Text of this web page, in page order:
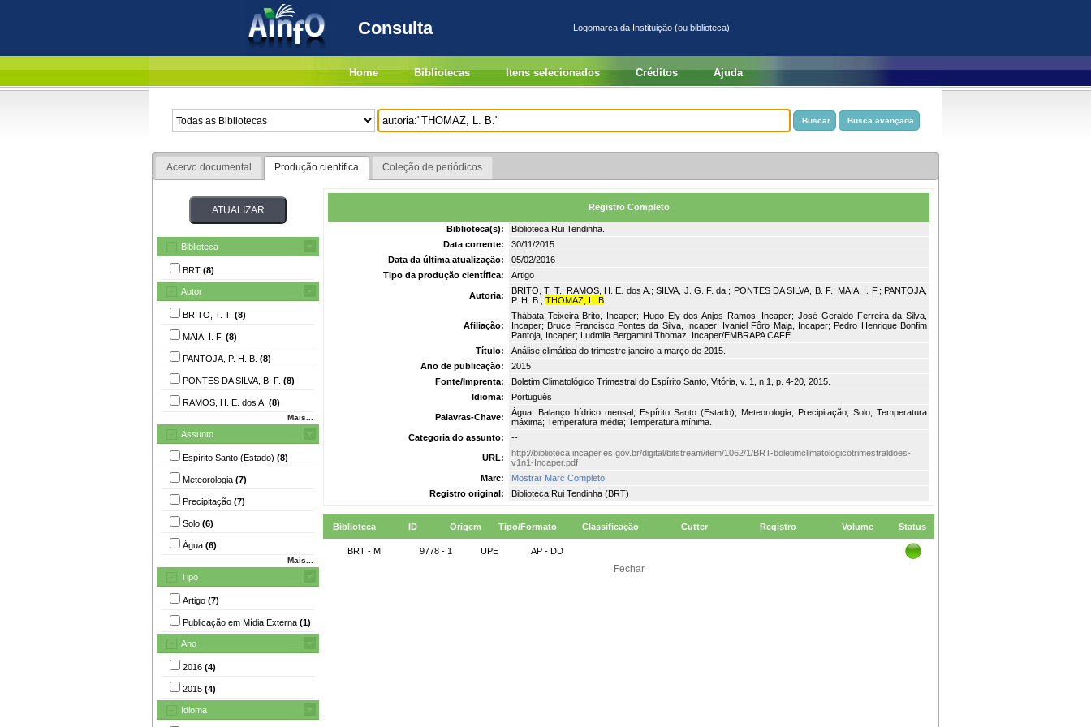
Consulta Logomarca da Instituição (ou biblioteca)
Home Bibliotecas Itens selecionados Créditos Ajuda
Acervo documental Produção científica Coleção de periódicos
Biblioteca
BRT (8)
Autor
BRITO, T. T. (8)
MAIA, I. F. (8)
PANTOJA, P. H. B. (8)
PONTES DA SILVA, B. F. (8)
RAMOS, H. E. dos A. (8)
Mais...
Assunto
Espírito Santo (Estado) (8)
Meteorologia (7)
Precipitação (7)
Solo (6)
Água (6)
Mais...
Tipo
Artigo (7)
Publicação em Mídia Externa (1)
Ano
2016 (4)
2015 (4)
Idioma
Registro Completo
Biblioteca(s):
Biblioteca Rui Tendinha.
Data corrente:
30/11/2015
Data da última atualização:
05/02/2016
Tipo da produção científica:
Artigo
Autoria:
BRITO, T. T.; RAMOS, H. E. dos A.; SILVA, J. G. F. da.; PONTES DA SILVA, B. F.; MAIA, I. F.; PANTOJA,
P. H. B.; THOMAZ, L. B
Afiliação:
Thábata Teixeira Brito, Incaper; Hugo Ely dos Anjos Ramos, Incaper; José Geraldo Ferreira da Silva,
Incaper; Bruce Francisco Pontes da Silva, Incaper; Ivaniel Fôro Maia, Incaper; Pedro Henrique Bonfim
Pantoja, Incaper; Ludmila Bergamini Thomaz, Incaper/EMBRAPA CAFÉ.
Título:
Análise climática do trimestre janeiro a março de 2015.
Ano de publicação:
2015
Fonte/Imprenta:
Boletim Climatológico Trimestral do Espírito Santo, Vitória, v. 1, n.1, p. 4-20, 2015.
Idioma:
Português
Palavras-Chave:
Água; Balanço hídrico mensal; Espírito Santo (Estado); Meteorologia; Precipitação; Solo; Temperatura
máxima; Temperatura média; Temperatura mínima.
Categoria do assunto:
--
URL:
http://biblioteca.incaper.es.gov.br/digital/bitstream/item/1062/1/BRT-boletimclimatologicotrimestraldoes-
v1n1-Incaper.pdf
Marc:
Mostrar Marc Completo
Registro original:
Biblioteca Rui Tendinha (BRT)
Biblioteca ID Origem Tipo/Formato Classificação Cutter Registro Volume Status
BRT - MI 9778 - 1 UPE AP - DD
Fechar